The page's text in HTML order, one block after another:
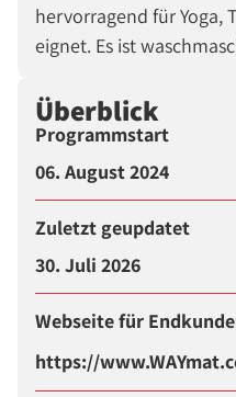
hervorragend für Yoga,
eignet. Es ist
Überblick
Programmstart
06. August 2024
Zuletzt geupdatet
30. Juli 2026
Webseite für
https://